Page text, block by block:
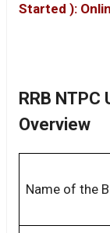
Started ):
RRB NTPC
Overview
Name of the